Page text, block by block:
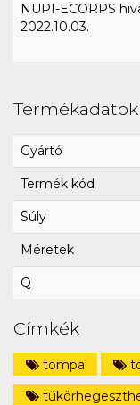
NUPI-ECORPS
2022.10.03.
Termékadatok
Gyártó
Termék kód
Súly
Méretek
Q
Címkék
tompa